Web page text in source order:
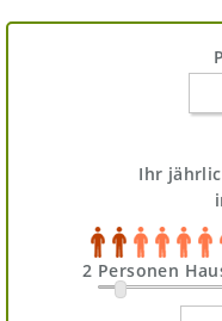
Ihr
2 Personen